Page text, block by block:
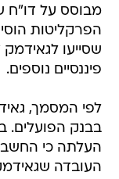
מבוסס על דו"ח
הפרקליטות
שסייעו
פיננסיים נוספים.
לפי המסמך,
העלתה כי
העובדה